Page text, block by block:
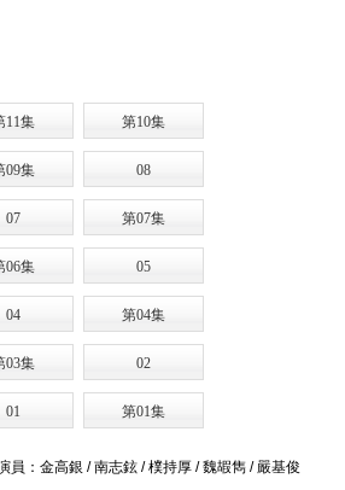
11集 第10集
09集 08
07 第07集
06集 05
04 第04集
03集 02
01 第01集
：金高銀 / 南志鉉 / 樸持厚 / 魏嘏雋 / 嚴基俊